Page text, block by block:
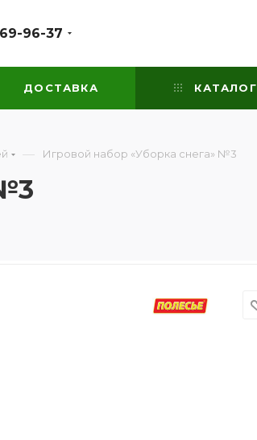
96-37
ДОСТАВКА КАТАЛОГ
— Игровой набор «Уборка снега» №3